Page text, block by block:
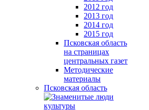
2012 год
2013 год
2014 год
2015 год
Псковская область
на страницах
центральных газет
Методические
материалы
Псковская область